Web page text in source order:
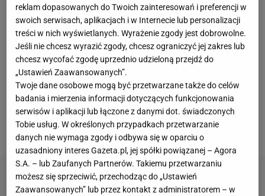
Mistrzów. Lech poległ jednak w III rundzie
kwalifikacji po przegranej 1:4 z FC Basel.Za kilka
tygodni drużyna Skorży stanie przed podobnym
wyzwaniem, bo kilka dni temu Lech zapewnił sobie
tytuł mistrzowski w sezonie 2021/22. Wiemy też, na
kogo mistrz Polski może trafić rundzie
kwalifikacyjnej LM. Losowanie odbędzie się 14
czerwca.
reklam dopasowanych do Twoich zainteresowań i preferencji w
swoich serwisach, aplikacjach i w Internecie lub personalizacji
treści w nich wyświetlanych. Wyrażenie zgody jest dobrowolne.
Jeśli nie chcesz wyrazić zgody, chcesz ograniczyć jej zakres lub
chcesz wycofać zgodę uprzednio udzieloną przejdź do
„Ustawień Zaawansowanych”.
Twoje dane osobowe mogą być przetwarzane także do celów
badania i mierzenia informacji dotyczących funkcjonowania
serwisów i aplikacji lub łączone z danymi dot. świadczonych
Tobie usług. W określonych przypadkach przetwarzanie
danych nie wymaga zgody i odbywa się w oparciu o
uzasadniony interes Gazeta.pl, jej spółki powiązanej – Agora
S.A. – lub Zaufanych Partnerów. Takiemu przetwarzaniu
możesz się sprzeciwić, przechodząc do „Ustawień
Zaawansowanych” lub przez kontakt z administratorem – w